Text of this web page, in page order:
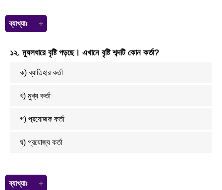
ব্যাখ্যাঃ
১২. মুষলধারে বৃষ্টি পড়ছে। এখানে বৃষ্টি শব্দটি কোন কর্তা?
ক) ব্যাতিহার কর্তা
খ) মুখ্য কর্তা
গ) প্রযোজক কর্তা
ঘ) প্রযোজ্য কর্তা
ব্যাখ্যাঃ